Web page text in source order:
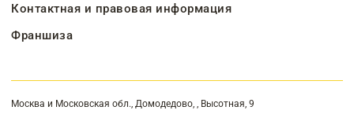
Контактная и правовая информация
Франшиза
Москва и Московская обл., Домодедово, , Высотная, 9